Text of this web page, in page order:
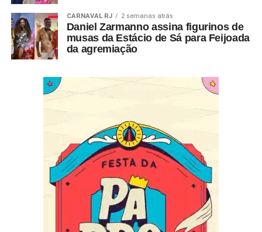
CARNAVAL RJ 2 semanas atrás
Daniel Zarmanno assina figurinos de
musas da Estácio de Sá para Feijoada
da agremiação